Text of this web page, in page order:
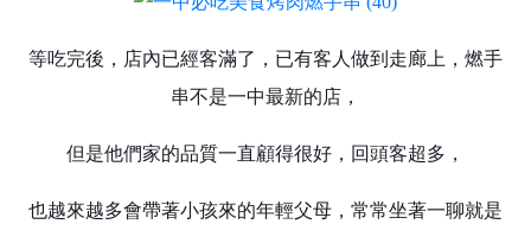
等吃完後，店內已經客滿了，已有客人做到走廊上，燃手
串不是一中最新的店，
但是他們家的品質一直顧得很好，回頭客超多，
也越來越多會帶著小孩來的年輕父母，常常坐著一聊就是